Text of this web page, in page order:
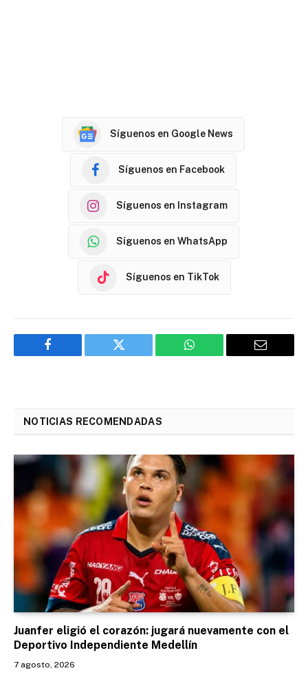
Síguenos en Google News
Síguenos en Facebook
Síguenos en Instagram
Síguenos en WhatsApp
Síguenos en TikTok
Facebook Twitter WhatsApp Email
NOTICIAS RECOMENDADAS
Juanfer eligió el corazón: jugará nuevamente con el
Deportivo Independiente Medellín
7 agosto, 2026